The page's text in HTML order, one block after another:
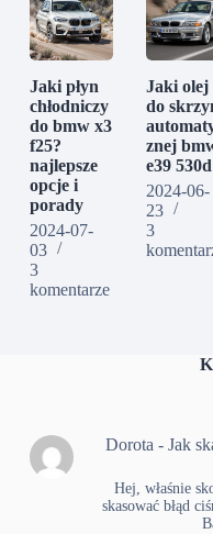
Jaki płyn
chłodniczy
do bmw x3
f25?
najlepsze
opcje i
porady
2024-07-
03
3
komentarze
Jaki olej
do
znej
e39 530d
2024-06-
23
3
Dorota -Jak
Hej, właśnie
skasować błąd